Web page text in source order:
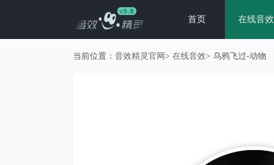
首页 在线音效
当前位置： 音效精灵官网 > 在线音效> 乌鸦飞过-动物